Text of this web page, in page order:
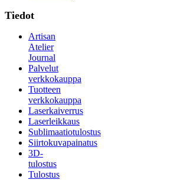
Tiedot
Artisan
Atelier
Journal
Palvelut
verkkokauppa
Tuotteen
verkkokauppa
Laserkaiverrus
Laserleikkaus
Sublimaatiotulostus
Siirtokuvapainatus
3D-
tulostus
Tulostus